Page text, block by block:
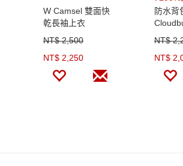
W Camsel 雙面快
乾長袖上衣
NT$ 2,500
NT$ 2,250
防水背
NT$
NT$